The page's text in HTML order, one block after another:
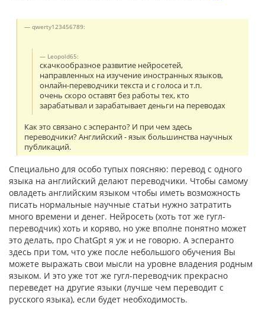
qwerty123456789:
Leopold65:
скачкообразное развитие нейросетей,
направленных на изучение иностранных языков,
онлайн-переводчики текста и с голоса и т.п.
очень скоро оставят без работы тех, кто
зарабатывал и зарабатывает деньги на переводах
Как это связано с эсперанто? И при чем здесь
переводчики? Английский - язык большинства научных
публикаций.
Специально для особо тупых поясняю: перевод с одного
языка на английский делают переводчики. Чтобы самому
овладеть английским языком чтобы иметь возможность
писать нормальные научные статьи нужно затратить
много времени и денег. Нейросеть (хоть тот же гугл-
переводчик) хоть и коряво, но уже вполне понятно может
это делать, про ChatGpt я уж и не говорю. А эсперанто
здесь при том, что уже после небольшого обучения Вы
можете выражать свои мысли на уровне владения родным
языком. И это уже тот же гугл-переводчик прекрасно
переведет на другие языки (лучше чем переводит с
русского языка), если будет необходимость.